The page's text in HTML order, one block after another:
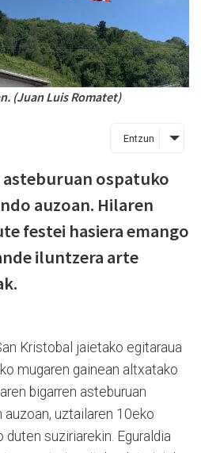
(Juan Luis Romatet)
Entzun
ospatuko
auzoan. Hilaren
festei hasiera emango
iluntzera arte
Kristobal jaietako egitaraua
mugaren gainean altxatako
bigarren asteburuan
uztailaren 10eko
duten suziriarekin. Eguraldia